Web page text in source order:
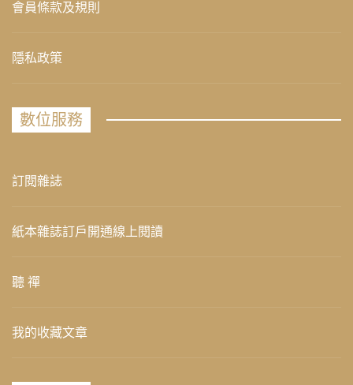
會員條款及規則
隱私政策
數位服務
訂閱雜誌
紙本雜誌訂戶開通線上閱讀
聽 禪
我的收藏文章